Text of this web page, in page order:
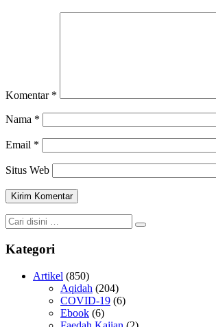
Komentar *
Nama *
Email *
Situs Web
Kategori
Artikel (850)
Aqidah (204)
COVID-19 (6)
Ebook (6)